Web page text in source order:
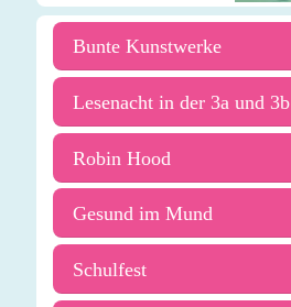
Bunte Kunstwerke
Lesenacht in der 3a und 3b
Robin Hood
Gesund im Mund
Schulfest